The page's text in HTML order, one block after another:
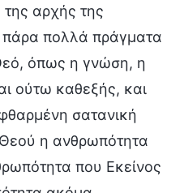
αρχής της
πάρα πολλά πράγματα
όπως η γνώση, η
ούτω καθεξής, και
σατανική
η ανθρωπότητα
που Εκείνος